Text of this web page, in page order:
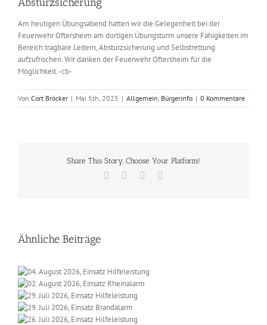
Am heutigen Übungsabend hatten wir die Gelegenheit bei der
Feuerwehr Oftersheim am dortigen Übungsturm unsere Fähigkeiten im
Bereich tragbare Leitern, Absturzsicherung und Selbstrettung
aufzufrischen. Wir danken der Feuerwehr Oftersheim für die
Möglichkeit. -cb-
Von Cort Bröcker | Mai 5th, 2025 | Allgemein, Bürgerinfo | 0 Kommentare
Share This Story, Choose Your Platform!
Facebook
Ähnliche Beiträge